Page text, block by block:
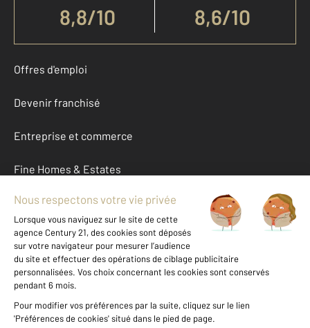
8,8/10 8,6/10
Offres d'emploi
Devenir franchisé
Entreprise et commerce
Fine Homes & Estates
À propos
International
Nous contacter